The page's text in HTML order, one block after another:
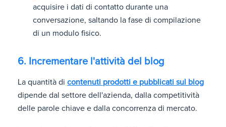
acquisire i dati di contatto durante una
conversazione, saltando la fase di compilazione
di un modulo fisico.
6. Incrementare l'attività del blog
La quantità di contenuti prodotti e pubblicati sul blog
dipende dal settore dell'azienda, dalla competitività
delle parole chiave e dalla concorrenza di mercato.